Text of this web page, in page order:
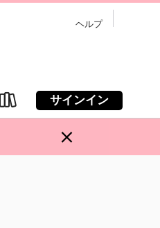
ヘルプ
サインイン
×